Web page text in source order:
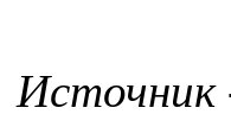
Источник